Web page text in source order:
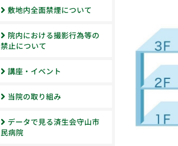
敷地内全面禁煙について
院内における撮影行為等の
禁止について
講座・イベント
当院の取り組み
データで見る済生会守山市
民病院